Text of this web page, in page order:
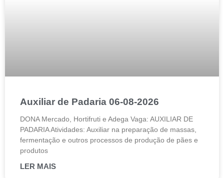
Auxiliar de Padaria 06-08-2026
DONA Mercado, Hortifruti e Adega Vaga: AUXILIAR DE
PADARIA Atividades: Auxiliar na preparação de massas,
fermentação e outros processos de produção de pães e
produtos
LER MAIS